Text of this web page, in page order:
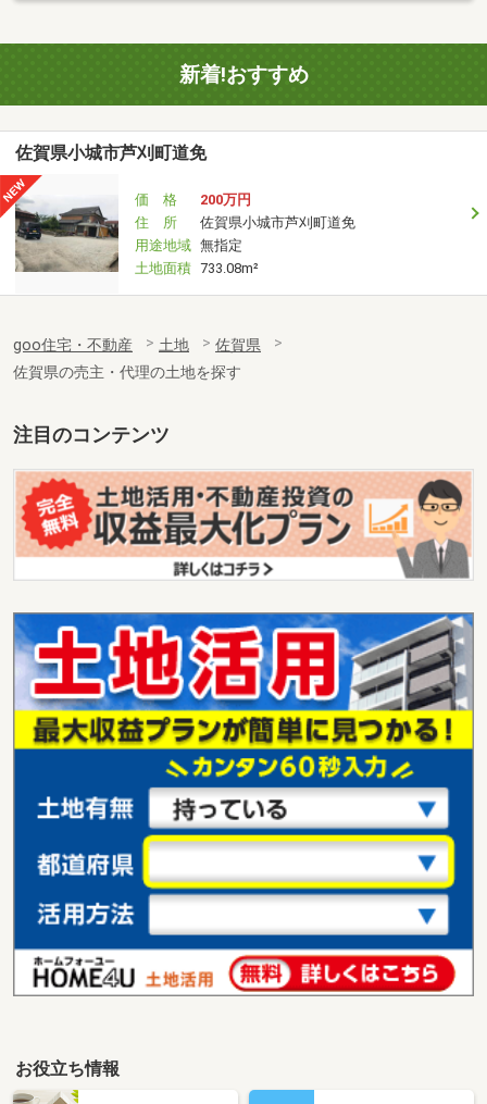
新着!おすすめ
佐賀県小城市芦刈町道免
価 格
200万円
住 所
佐賀県小城市芦刈町道免
用途地域 無指定
土地面積 733.08m²
goo住宅・不動産 土地
佐賀県
佐賀県の売主・代理の土地を探す
注目のコンテンツ
お役立ち情報